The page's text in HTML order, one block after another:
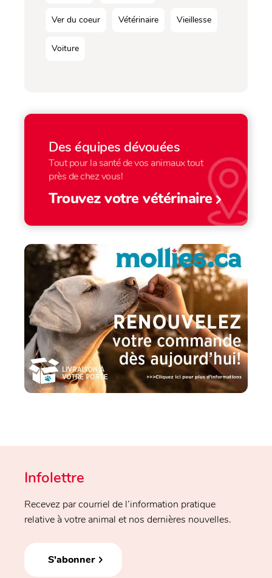
Ver du coeur Vétérinaire Vieillesse
Voiture
Des équipes dévouées
Tout pour la santé de vos animaux tout
près de chez vous!
Trouvez votre vétérinaire
Infolettre
Recevez par courriel de l’information pratique
relative à votre animal et nos dernières nouvelles.
S'abonner